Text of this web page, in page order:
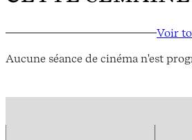
Voir
Aucune séance de cinéma n'est